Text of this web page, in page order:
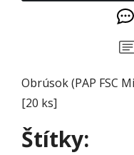
Obrúsok (PAP FSC
[20 ks]
Štítky: